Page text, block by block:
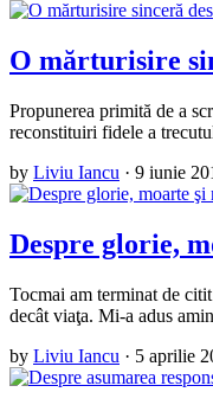
O mărturisire
Propunerea primită de a
reconstituiri fidele a
by Liviu Iancu · 9 iunie
Despre glorie,
Tocmai am terminat de
decât viaţa. Mi-a adus
by Liviu Iancu · 5 aprilie